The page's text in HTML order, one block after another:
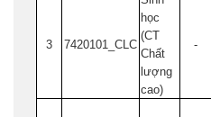
3 7420101_CLC
học
(CT
Chất
lượng
cao)
-